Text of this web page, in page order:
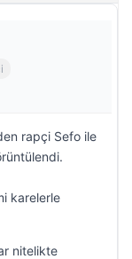
rapçi Sefo ile
karelerle
nitelikte